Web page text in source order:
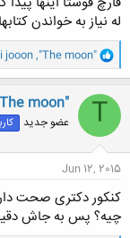
له نیاز به خواندن
و
ا
ک
ن
ش
ا
"The moon"
,
jooon
T
moon"
عضو جدید
Jun 12, 2015
کنکور دکتری صحت
چیه؟ پس به جاش